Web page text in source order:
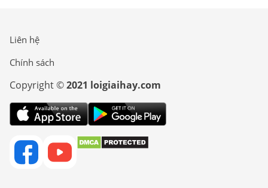
Liên hệ
Chính sách
Copyright ©2021 loigiaihay.com